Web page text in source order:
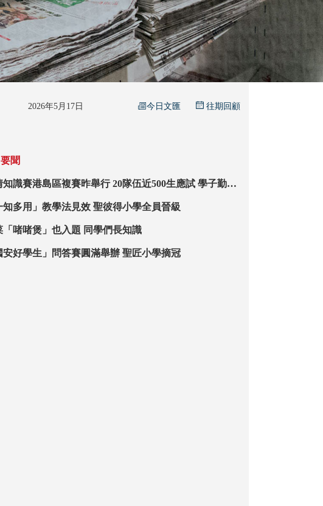
2026年5月17日 今日文匯 往期回顧
聞
賽港島區複賽昨舉行 20隊伍近500生應試 學子勤備
「一知多用」教學法見效 聖彼得小學全員晉級
粵菜「啫啫煲」也入題 同學們長知識
「國安好學生」問答賽圓滿舉辦 聖匠小學摘冠